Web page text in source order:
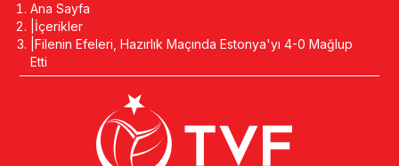
Ana Sayfa
İçerikler
Filenin Efeleri, Hazırlık Maçında Estonya'yı 4-0 Mağlup
Etti